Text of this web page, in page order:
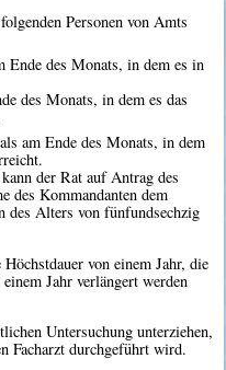
Personen von Amts
Ende des Monats, in dem es in
des Monats, in dem es das
am Ende des Monats, in dem
der Rat auf Antrag des
des Kommandanten dem
des Alters von fünfundsechzig
von einem Jahr, die
Jahr verlängert werden
Untersuchung unterziehen,
Facharzt durchgeführt wird.